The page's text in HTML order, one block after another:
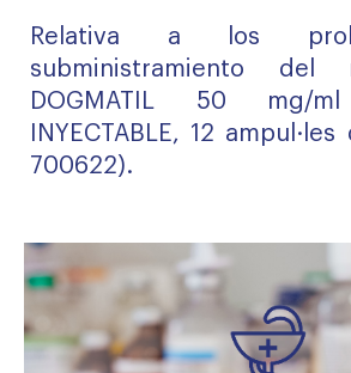
Relativa a los
subministramiento del
DOGMATIL 50 mg/ml
INYECTABLE, 12
700622).